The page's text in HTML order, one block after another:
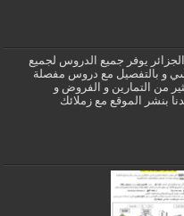
يوفر جميع الدروس لجميع
و بالتفصيل مع دروس مفصلة
من التمارين و الفروض و
بنشر الموقع مع زملائك